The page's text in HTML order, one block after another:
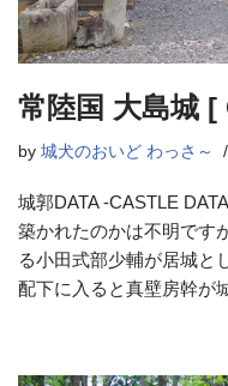
常陸国 大島城
by 城犬のおいど わっさ～
城郭DATA -CASTLE
築かれたのかは不明です
る小田式部少輔が居城と
配下に入ると真壁房幹が